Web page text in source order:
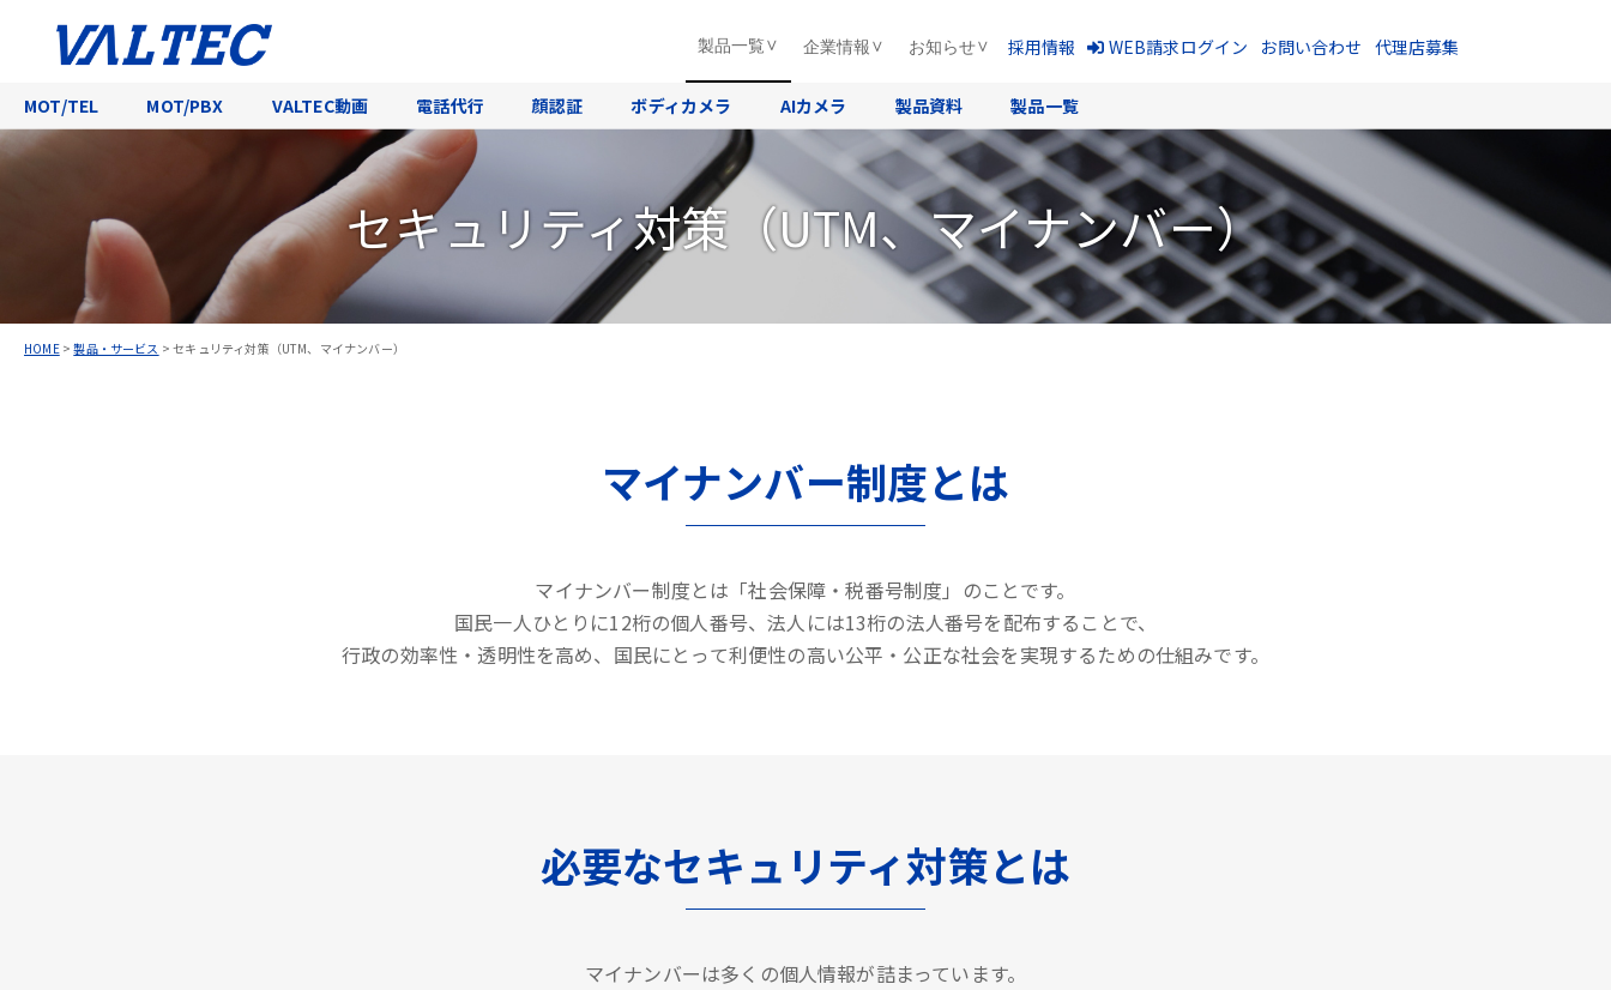
製品一覧
MOT/TEL MOT/PBX VALTEC動画 電話代行 顔認証 ボディカメラ AIカメラ 製品資料 製品一覧
企業情報 お知らせ 採用情報 WEB請求ログイン お問い合わせ 代理店募集
HOME>製品・サービス >セキュリティ対策（UTM、マイナンバー）
セキュリティ対策（UTM、マイナンバー）
マイナンバー制度とは
マイナンバー制度とは「社会保障・税番号制度」のことです。
国民一人ひとりに12桁の個人番号、法人には13桁の法人番号を配布することで、
行政の効率性・透明性を高め、国民にとって利便性の高い公平・公正な社会を実現するための仕組みです。
必要なセキュリティ対策とは
マイナンバーは多くの個人情報が詰まっています。